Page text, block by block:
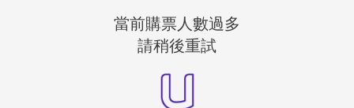
當前購票人數過多
請稍後重試